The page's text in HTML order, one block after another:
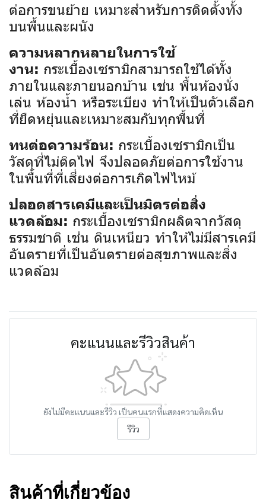
ต่อการขนย้าย เหมาะสำหรับการติดตั้งทั้ง
บนพื้นและผนัง
ความหลากหลายในการใช้
งาน: กระเบื้องเซรามิกสามารถใช้ได้ทั้ง
ภายในและภายนอกบ้าน เช่น พื้นห้องนั่ง
เล่น ห้องน้ำ หรือระเบียง ทำให้เป็นตัวเลือก
ที่ยืดหยุ่นและเหมาะสมกับทุกพื้นที่
ทนต่อความร้อน: กระเบื้องเซรามิกเป็น
วัสดุที่ไม่ติดไฟ จึงปลอดภัยต่อการใช้งาน
ในพื้นที่ที่เสี่ยงต่อการเกิดไฟไหม้
ปลอดสารเคมีและเป็นมิตรต่อสิ่ง
แวดล้อม: กระเบื้องเซรามิกผลิตจากวัสดุ
ธรรมชาติ เช่น ดินเหนียว ทำให้ไม่มีสารเคมี
อันตรายที่เป็นอันตรายต่อสุขภาพและสิ่ง
แวดล้อม
คะแนนและรีวิวสินค้า
ยังไม่มีคะแนนและรีวิว เป็นคนแรกที่แสดงความคิดเห็น
รีวิว
สินค้าที่เกี่ยวข้อง